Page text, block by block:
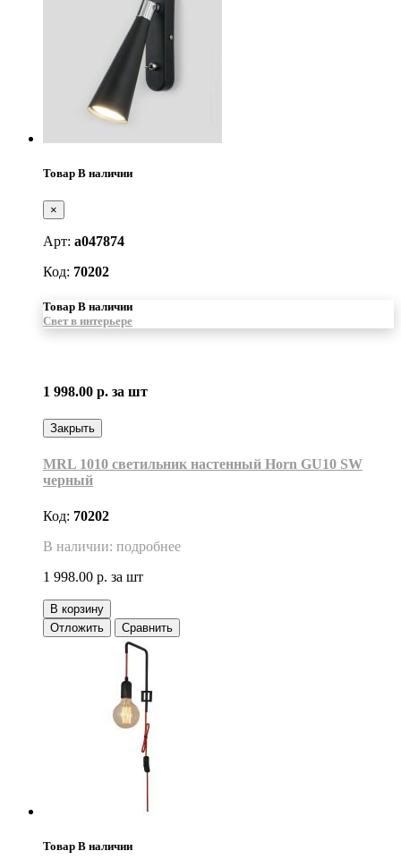
Товар В наличии
×
Арт: a047874
Код: 70202
Товар В наличии
Свет в интерьере
1 998.00 р. за шт
Закрыть
MRL 1010 светильник настенный Horn GU10 SW
черный
Код: 70202
В наличии: подробнее
1 998.00 р. за шт
В корзину
Отложить
Сравнить
Товар В наличии